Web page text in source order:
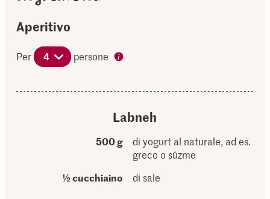
Aperitivo
Per 4 persone
Labneh
500 g
di yogurt al naturale, ad es.
greco o süzme
½ cucchiaino
di sale